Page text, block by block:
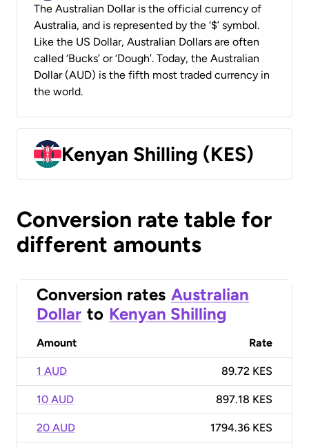
The Australian Dollar is the official currency of
Australia, and is represented by the ‘$’ symbol.
Like the US Dollar, Australian Dollars are often
called ‘Bucks’ or ‘Dough’. Today, the Australian
Dollar (AUD) is the fifth most traded currency in
the world.
Kenyan Shilling (KES)
Conversion rate table for
different amounts
Conversion rates Australian
Dollar to Kenyan Shilling
Amount Rate
1 AUD 89.72 KES
10 AUD 897.18 KES
20 AUD 1794.36 KES